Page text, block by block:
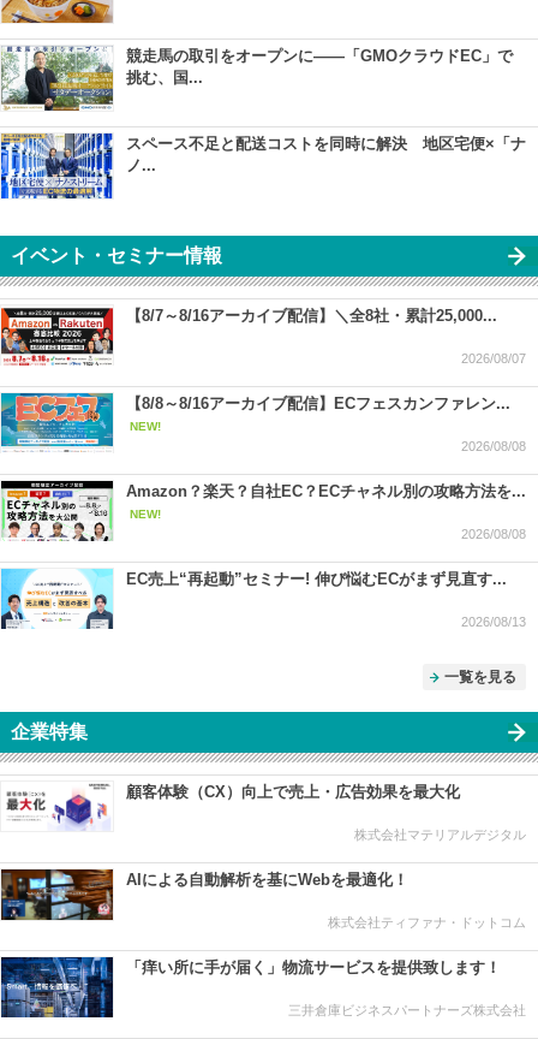
競走馬の取引をオープンに――「GMOクラウドEC」で
挑む、国...
スペース不足と配送コストを同時に解決 地区宅便×「ナ
ノ...
イベント・セミナー情報
【8/7～8/16アーカイブ配信】＼全8社・累計25,000...
2026/08/07
【8/8～8/16アーカイブ配信】ECフェスカンファレン...
NEW!
2026/08/08
Amazon？楽天？自社EC？ECチャネル別の攻略方法を...
NEW!
2026/08/08
EC売上“再起動”セミナー! 伸び悩むECがまず見直す...
2026/08/13
一覧を見る
企業特集
顧客体験（CX）向上で売上・広告効果を最大化
株式会社マテリアルデジタル
AIによる自動解析を基にWebを最適化！
株式会社ティファナ・ドットコム
「痒い所に手が届く」物流サービスを提供致します！
三井倉庫ビジネスパートナーズ株式会社